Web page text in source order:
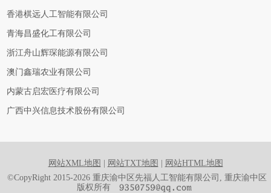
香港棋远人工智能有限公司
青海昌盛化工有限公司
浙江舟山辉琛能源有限公司
澳门鑫瑞农业有限公司
内蒙古启宏医疗有限公司
广西中兴信息技术股份有限公司
网站XML地图 网站TXT地图
网站HTML地图
©CopyRight 2015-2026 重庆渝中区先福人工智能有限公司, 重庆渝中区
版权所有